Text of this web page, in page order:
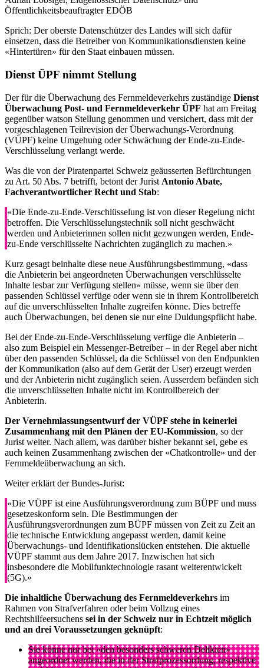
Öffentlichkeitsbeauftragter EDÖB
Sprich: Der oberste Datenschützer des Landes will sich dafür
einsetzen, dass die Betreiber von Kommunikationsdiensten keine
«Hintertüren» für den Staat einbauen müssen.
Dienst ÜPF nimmt Stellung
Der für die Überwachung des Fernmeldeverkehrs zuständige Dienst
Überwachung Post- und Fernmeldeverkehr ÜPF hat am Freitag
gegenüber watson Stellung genommen und versichert, dass mit der
vorgeschlagenen Teilrevision der Überwachungs-Verordnung
(VÜPF) keine Umgehung oder Schwächung der Ende-zu-Ende-
Verschlüsselung verlangt werde.
Was die von der Piratenpartei Schweiz geäusserten Befürchtungen
zu Art. 50 Abs. 7 betrifft, betont der Jurist Antonio Abate,
Fachverantwortlicher Recht und Stab:
«Die Ende-zu-Ende-Verschlüsselung ist von dieser Regelung nicht
betroffen. Die Verschlüsselungstechnik soll nicht geschwächt
werden und Anbieterinnen sollen nicht gezwungen werden, Ende-
zu-Ende verschlüsselte Nachrichten zugänglich zu machen.»
Kurz gesagt beinhalte diese neue Ausführungsbestimmung, «dass
die Anbieterin bei angeordneten Überwachungen verschlüsselte
Inhalte lesbar zur Verfügung stellen» müsse, wenn sie über den
passenden Schlüssel verfüge oder wenn sie in ihrem Kontrollbereich
auf die unverschlüsselten Inhalte zugreifen könne. Dies betreffe
auch Überwachungen, bei denen sie nur eine Duldungspflicht habe.
Bei der Ende-zu-Ende-Verschlüsselung verfüge die Anbieterin –
also zum Beispiel ein Messenger-Betreiber – in der Regel aber nicht
über den passenden Schlüssel, da die Schlüssel von den Endpunkten
der Kommunikation (also auf dem Gerät der User) erzeugt werden
und der Anbieterin nicht zugänglich seien. Ausserdem befänden sich
die unverschlüsselten Inhalte nicht im Kontrollbereich der
Anbieterin.
Der Vernehmlassungsentwurf der VÜPF stehe in keinerlei
Zusammenhang mit den Plänen der EU-Kommission, so der
Jurist weiter. Nach allem, was darüber bisher bekannt sei, gebe es
auch keinen Zusammenhang zwischen der «Chatkontrolle» und der
Fernmeldeüberwachung an sich.
Weiter erklärt der Bundes-Jurist:
«Die VÜPF ist eine Ausführungsverordnung zum BÜPF und muss
gesetzeskonform sein. Die Bestimmungen der
Ausführungsverordnungen zum BÜPF müssen von Zeit zu Zeit an
die technische Entwicklung angepasst werden, damit keine
Überwachungs- und Identifikationslücken entstehen. Die aktuelle
VÜPF stammt aus dem Jahre 2017. Inzwischen hat sich
insbesondere die Mobilfunktechnologie rasant weiterentwickelt
(5G).»
Die inhaltliche Überwachung des Fernmeldeverkehrs im
Rahmen von Strafverfahren oder beim Vollzug eines
Rechtshilfeersuchens sei in der Schweiz nur in Echtzeit möglich
und an drei Voraussetzungen geknüpft:
Sie könne nur bei «den besonders schweren Delikten»
angeordnet werden, die in der Strafprozessordung, respektive